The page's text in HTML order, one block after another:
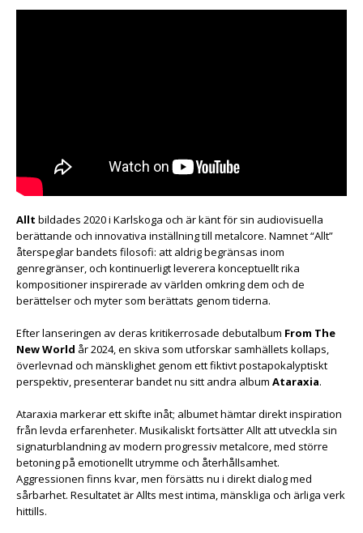
Allt bildades 2020 i Karlskoga och är känt för sin audiovisuella
berättande och innovativa inställning till metalcore. Namnet “Allt”
återspeglar bandets filosofi: att aldrig begränsas inom
genregränser, och kontinuerligt leverera konceptuellt rika
kompositioner inspirerade av världen omkring dem och de
berättelser och myter som berättats genom tiderna.
Efter lanseringen av deras kritikerrosade debutalbum From The
New World år 2024, en skiva som utforskar samhällets kollaps,
överlevnad och mänsklighet genom ett fiktivt postapokalyptiskt
perspektiv, presenterar bandet nu sitt andra album Ataraxia.
Ataraxia markerar ett skifte inåt; albumet hämtar direkt inspiration
från levda erfarenheter. Musikaliskt fortsätter Allt att utveckla sin
signaturblandning av modern progressiv metalcore, med större
betoning på emotionellt utrymme och återhållsamhet.
Aggressionen finns kvar, men försätts nu i direkt dialog med
sårbarhet. Resultatet är Allts mest intima, mänskliga och ärliga verk
hittills.